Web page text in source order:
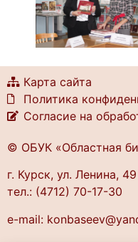
Карта сайта
Политика
Согласие на
© ОБУК «Областная
г. Курск, ул. Ленина, 49
тел.: (4712) 70-17-30
e-mail: